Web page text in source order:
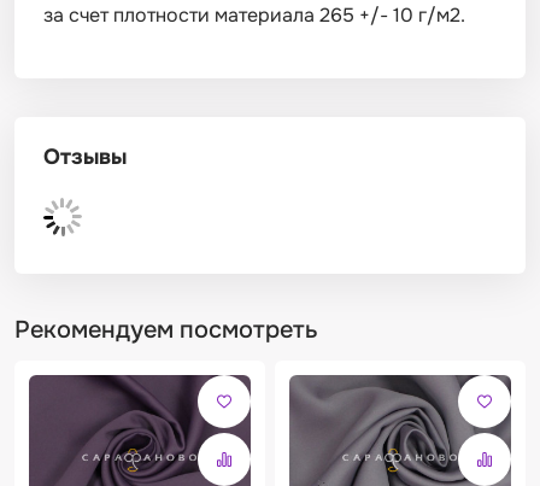
за счет плотности материала 265 +/- 10 г/м2.
Отзывы
Рекомендуем посмотреть